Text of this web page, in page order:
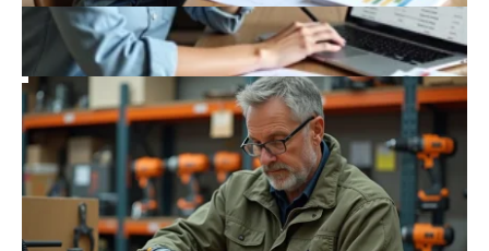
Comment suivre son budget rénovation
sur ma-gestion-renovation.fr ?